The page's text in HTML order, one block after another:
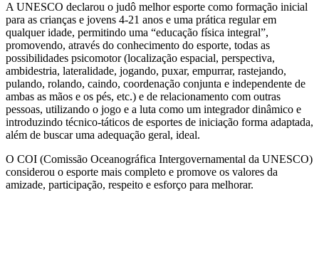
A UNESCO declarou o judô melhor esporte como formação inicial
para as crianças e jovens 4-21 anos e uma prática regular em
qualquer idade, permitindo uma “educação física integral”,
promovendo, através do conhecimento do esporte, todas as
possibilidades psicomotor (localização espacial, perspectiva,
ambidestria, lateralidade, jogando, puxar, empurrar, rastejando,
pulando, rolando, caindo, coordenação conjunta e independente de
ambas as mãos e os pés, etc.) e de relacionamento com outras
pessoas, utilizando o jogo e a luta como um integrador dinâmico e
introduzindo técnico-táticos de esportes de iniciação forma adaptada,
além de buscar uma adequação geral, ideal.
O COI (Comissão Oceanográfica Intergovernamental da UNESCO)
considerou o esporte mais completo e promove os valores da
amizade, participação, respeito e esforço para melhorar.